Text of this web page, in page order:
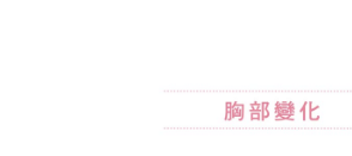
每筆NT$80，滿NT$1,000(含以上)免運費